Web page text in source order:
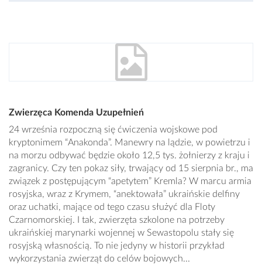
Zwierzęca Komenda Uzupełnień
24 września rozpoczną się ćwiczenia wojskowe pod
kryptonimem “Anakonda”. Manewry na lądzie, w powietrzu i
na morzu odbywać będzie około 12,5 tys. żołnierzy z kraju i
zagranicy. Czy ten pokaz siły, trwający od 15 sierpnia br., ma
związek z postępującym “apetytem” Kremla? W marcu armia
rosyjska, wraz z Krymem, “anektowała” ukraińskie delfiny
oraz uchatki, mające od tego czasu służyć dla Floty
Czarnomorskiej. I tak, zwierzęta szkolone na potrzeby
ukraińskiej marynarki wojennej w Sewastopolu stały się
rosyjską własnością. To nie jedyny w historii przykład
wykorzystania zwierząt do celów bojowych...